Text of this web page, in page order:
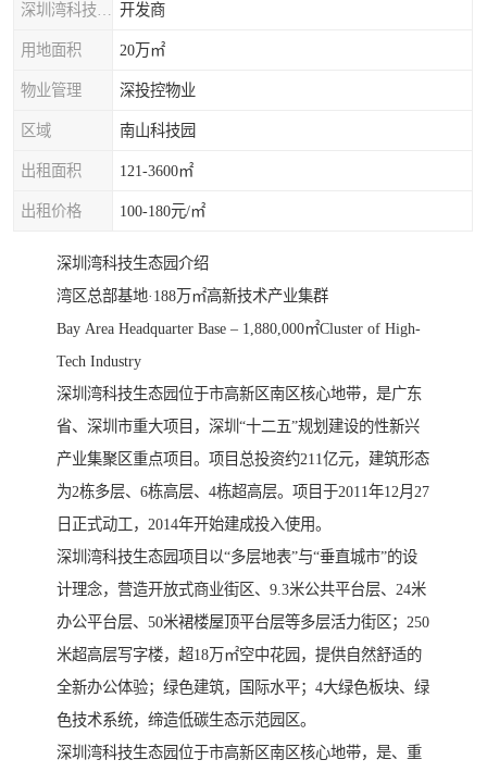
开发商
用地面积 20万㎡
物业管理 深投控物业
区域 南山科技园
出租面积 121-3600㎡
出租价格 100-180元/㎡
深圳湾科技生态园介绍
湾区总部基地·188万㎡高新技术产业集群
Bay Area Headquarter Base – 1,880,000㎡Cluster of High-
Tech Industry
深圳湾科技生态园位于市高新区南区核心地带，是广东
省、深圳市重大项目，深圳“十二五”规划建设的性新兴
产业集聚区重点项目。项目总投资约211亿元，建筑形态
为2栋多层、6栋高层、4栋超高层。项目于2011年12月27
日正式动工，2014年开始建成投入使用。
深圳湾科技生态园项目以“多层地表”与“垂直城市”的设
计理念，营造开放式商业街区、9.3米公共平台层、24米
办公平台层、50米裙楼屋顶平台层等多层活力街区；250
米超高层写字楼，超18万㎡空中花园，提供自然舒适的
全新办公体验；绿色建筑，国际水平；4大绿色板块、绿
色技术系统，缔造低碳生态示范园区。
深圳湾科技生态园位于市高新区南区核心地带，是、重
光明区
龙华观澜